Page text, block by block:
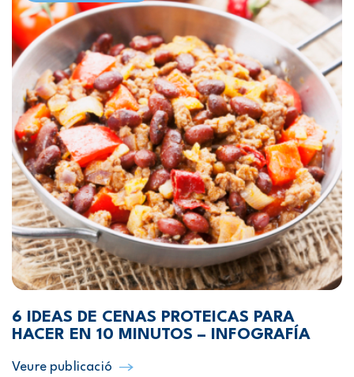
6 IDEAS DE CENAS PROTEICAS PARA
HACER EN 10 MINUTOS – INFOGRAFÍA
Veure publicació